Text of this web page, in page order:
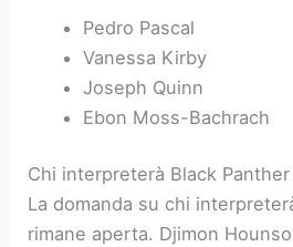
Pedro Pascal
Vanessa Kirby
Joseph Quinn
Ebon Moss-Bachrach
Chi interpreterà Black
La domanda su chi
rimane aperta. Djimon